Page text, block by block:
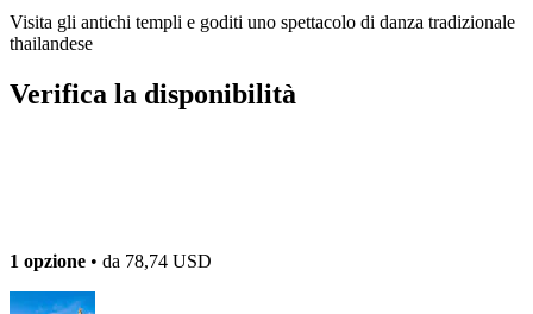
Visita gli antichi templi e goditi uno spettacolo di danza tradizionale
thailandese
Verifica la disponibilità
1 opzione • da 78,74 USD